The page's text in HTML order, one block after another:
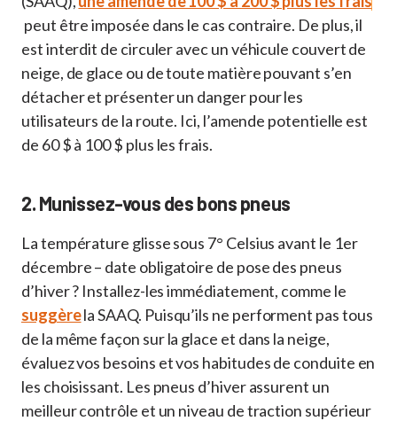
peut être imposée dans le cas contraire. De plus, il
est interdit de circuler avec un véhicule couvert de
neige, de glace ou de toute matière pouvant s’en
détacher et présenter un danger pour les
utilisateurs de la route. Ici, l’amende potentielle est
de 60 $ à 100 $ plus les frais.
2. Munissez-vous des bons pneus
La température glisse sous 7° Celsius avant le 1er
décembre – date obligatoire de pose des pneus
d’hiver ? Installez-les immédiatement, comme le
suggèrela SAAQ. Puisqu’ils ne performent pas tous
de la même façon sur la glace et dans la neige,
évaluez vos besoins et vos habitudes de conduite en
les choisissant. Les pneus d’hiver assurent un
meilleur contrôle et un niveau de traction supérieur